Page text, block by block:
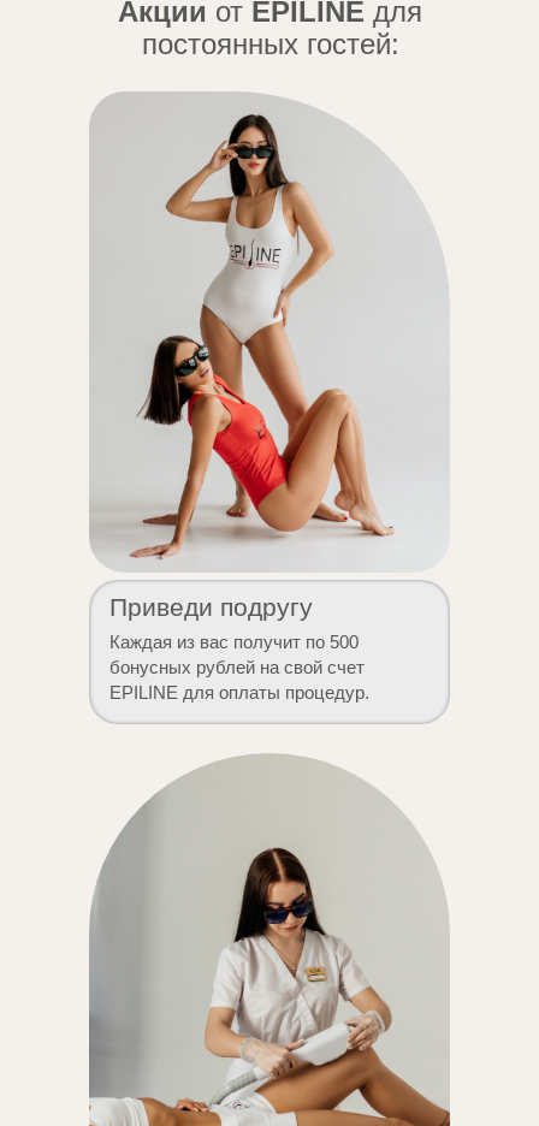
Каждая из вас получит по 500
бонусных рублей на свой счет
EPILINE для оплаты процедур.
Приведи подругу
Акции от EPILINE для
постоянных гостей: